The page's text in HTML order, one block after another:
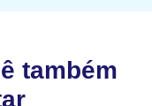
também